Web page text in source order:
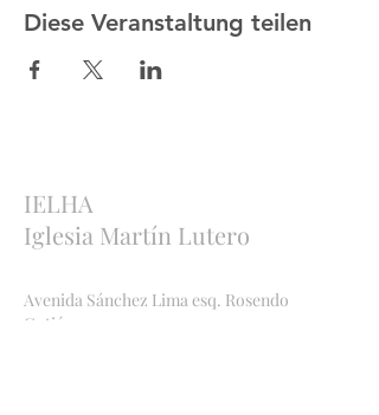
Diese Veranstaltung teilen
IELHA
Iglesia Martín Lutero
Avenida Sánchez Lima esq. Rosendo
Gutiérrez